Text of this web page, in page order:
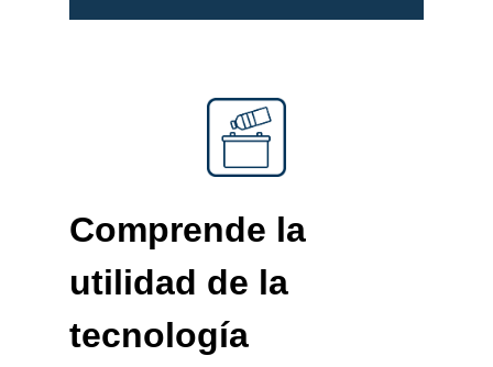
Comprende la
utilidad de la
tecnología